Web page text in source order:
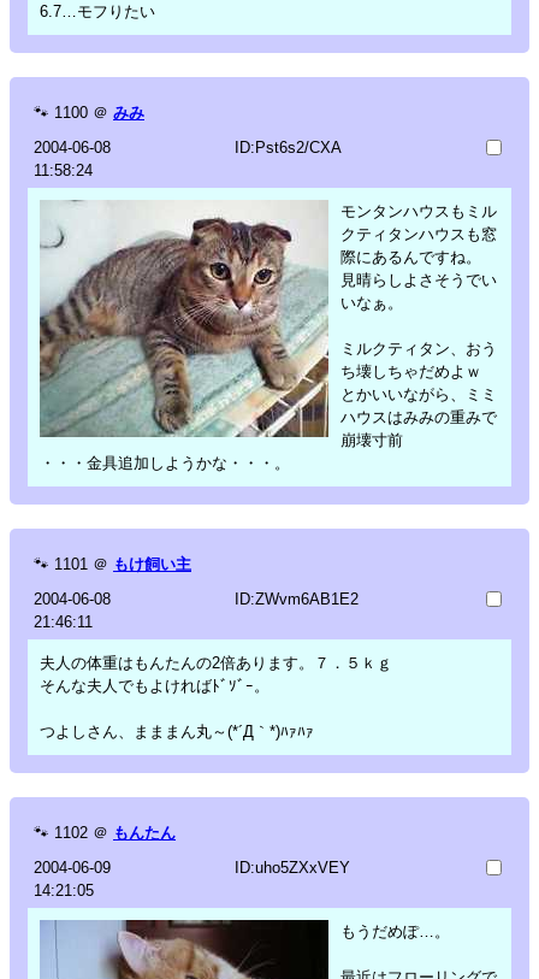
6.7…モフりたい
🐾 1100 ＠ みみ
2004-06-08
11:58:24
ID:Pst6s2/CXA
モンタンハウスもミル
クティタンハウスも窓
際にあるんですね。
見晴らしよさそうでい
いなぁ。
ミルクティタン、おう
ち壊しちゃだめよｗ
とかいいながら、ミミ
ハウスはみみの重みで
崩壊寸前
・・・金具追加しようかな・・・。
🐾 1101 ＠ もけ飼い主
2004-06-08
21:46:11
ID:ZWvm6AB1E2
夫人の体重はもんたんの2倍あります。７．５ｋｇ
そんな夫人でもよければﾄﾞｿﾞｰ。
つよしさん、まままん丸～(*´Д｀*)ﾊｧﾊｧ
🐾 1102 ＠ もんたん
2004-06-09
14:21:05
ID:uho5ZXxVEY
もうだめぽ…。